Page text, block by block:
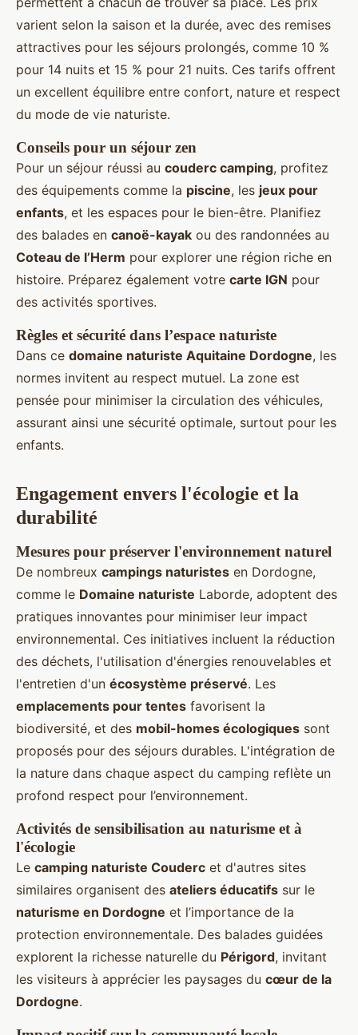
varient selon la saison et la durée, avec des remises
attractives pour les séjours prolongés, comme 10 %
pour 14 nuits et 15 % pour 21 nuits. Ces tarifs offrent
un excellent équilibre entre confort, nature et respect
du mode de vie naturiste.
Conseils pour un séjour zen
Pour un séjour réussi au couderc camping, profitez
des équipements comme la piscine, les jeux pour
enfants, et les espaces pour le bien-être. Planifiez
des balades en canoë-kayak ou des randonnées au
Coteau de l’Herm pour explorer une région riche en
histoire. Préparez également votre carte IGN pour
des activités sportives.
Règles et sécurité dans l’espace naturiste
Dans ce domaine naturiste Aquitaine Dordogne, les
normes invitent au respect mutuel. La zone est
pensée pour minimiser la circulation des véhicules,
assurant ainsi une sécurité optimale, surtout pour les
enfants.
Engagement envers l'écologie et la
durabilité
Mesures pour préserver l'environnement naturel
De nombreux campings naturistes en Dordogne,
comme le Domaine naturiste Laborde, adoptent des
pratiques innovantes pour minimiser leur impact
environnemental. Ces initiatives incluent la réduction
des déchets, l'utilisation d'énergies renouvelables et
l'entretien d'un écosystème préservé. Les
emplacements pour tentes favorisent la
biodiversité, et des mobil-homes écologiques sont
proposés pour des séjours durables. L'intégration de
la nature dans chaque aspect du camping reflète un
profond respect pour l’environnement.
Activités de sensibilisation au naturisme et à
l'écologie
Le camping naturiste Couderc et d'autres sites
similaires organisent des ateliers éducatifs sur le
naturisme en Dordogne et l’importance de la
protection environnementale. Des balades guidées
explorent la richesse naturelle du Périgord, invitant
les visiteurs à apprécier les paysages du cœur de la
Dordogne.